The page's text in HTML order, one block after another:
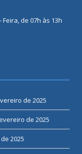
de 07h às 13h
de 2025
de 2025
2025